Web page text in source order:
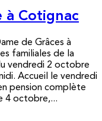
à Cotignac
de Grâces à
familiales de la
vendredi 2 octobre
Accueil le vendredi
pension complète
4 octobre,...